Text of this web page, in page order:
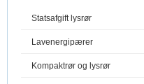
Statsafgift lysrør
Lavenergipærer
Kompaktrør og lysrør